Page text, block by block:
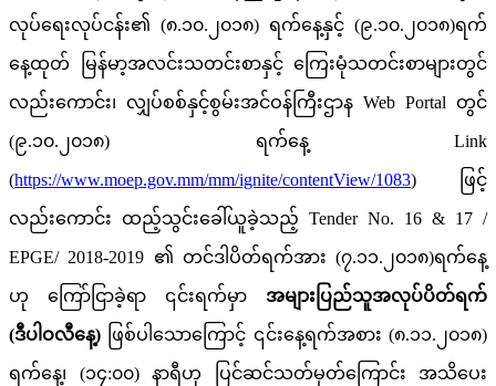
လုပ်ရေးလုပ်ငန်း၏ (၈.၁၀.၂၀၁၈) ရက်နေ့နှင့် (၉.၁၀.၂၀၁၈)ရက်
နေ့ထုတ် မြန်မာ့အလင်းသတင်းစာနှင့် ကြေးမုံသတင်းစာများတွင်
လည်းကောင်း၊ လျှပ်စစ်နှင့်စွမ်းအင်ဝန်ကြီးဌာန Web Portal တွင်
(၉.၁၀.၂၀၁၈) ရက်နေ့ Link
(https://www.moep.gov.mm/mm/ignite/contentView/1083) ဖြင့်
လည်းကောင်း ထည့်သွင်းခေါ်ယူခဲ့သည့် Tender No. 16 & 17 /
EPGE/ 2018-2019 ၏ တင်ဒါပိတ်ရက်အား (၇.၁၁.၂၀၁၈)ရက်နေ့
ဟု ကြော်ငြာခဲ့ရာ ၎င်းရက်မှာ အများပြည်သူအလုပ်ပိတ်ရက်
(ဒီပါဝလီနေ့) ဖြစ်ပါသောကြောင့် ၎င်းနေ့ရက်အစား (၈.၁၁.၂၀၁၈)
ရက်နေ့၊ (၁၄:၀၀) နာရီဟု ပြင်ဆင်သတ်မှတ်ကြောင်း အသိပေး